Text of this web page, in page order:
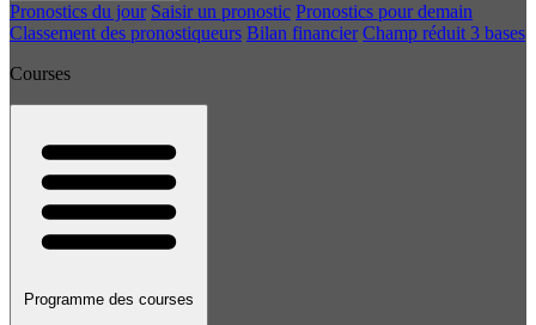
Pronostics du jour Saisir un pronostic Pronostics pour demain
Classement des pronostiqueurs Bilan financier Champ réduit 3 bases
Courses
Programme des courses